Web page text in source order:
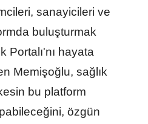
sanayicileri ve
buluşturmak
Portalı'nı hayata
Memişoğlu, sağlık
bu platform
özgün